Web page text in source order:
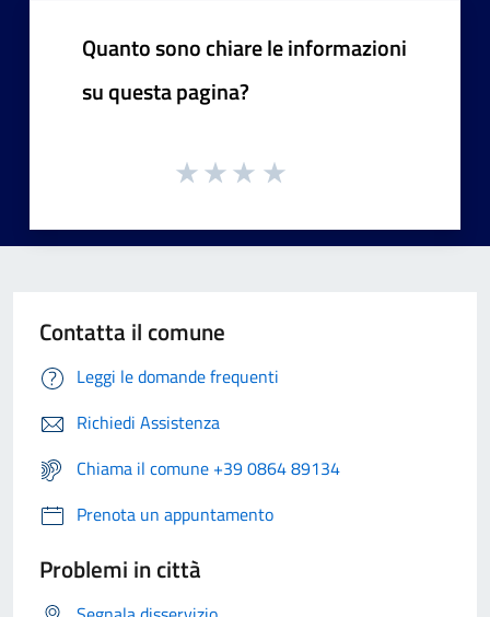
Quanto sono chiare le informazioni
su questa pagina?
Contatta il comune
Leggi le domande frequenti
Richiedi Assistenza
Chiama il comune +39 0864 89134
Prenota un appuntamento
Problemi in città